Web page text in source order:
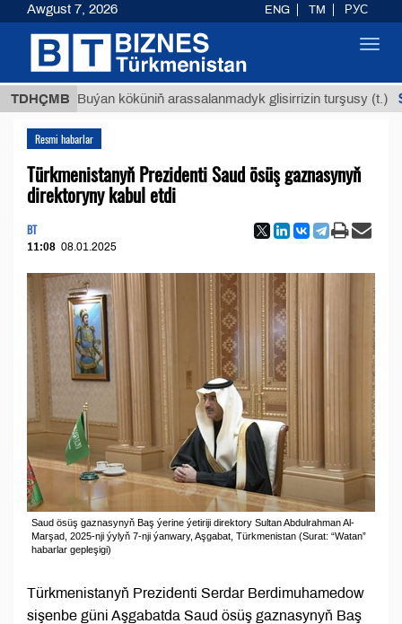
TDHÇMB
Buýan köküniň arassalanmadyk glisirrizin turşusy (t.)
Resmi habarlar
Türkmenistanyň Prezidenti Saud ösüş gaznasynyň
direktoryny kabul etdi
BT
11:08 08.01.2025
Saud ösüş gaznasynyň Baş ýerine ýetiriji direktory Sultan Abdulrahman Al-
Marşad, 2025-nji ýylyň 7-nji ýanwary, Aşgabat, Türkmenistan (Surat: “Watan”
habarlar gepleşigi)
Türkmenistanyň Prezidenti Serdar Berdimuhamedow
sişenbe güni Aşgabatda Saud ösüş gaznasynyň Baş
Awgust 7, 2026 ENG TM РУС